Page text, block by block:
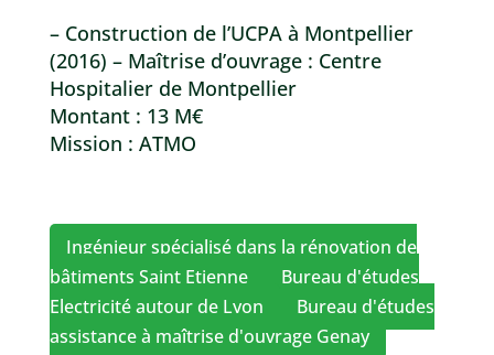
– Construction de l’UCPA à Montpellier
(2016) – Maîtrise d’ouvrage : Centre
Hospitalier de Montpellier
Montant : 13 M€
Mission : ATMO
Ingénieur spécialisé dans la rénovation de
bâtiments Saint Etienne
Bureau d'études
Electricité autour de Lyon
Bureau d'études
assistance à maîtrise d'ouvrage Genay